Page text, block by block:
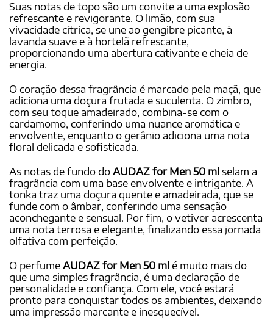
Suas notas de topo são um convite a uma explosão
refrescante e revigorante. O limão, com sua
vivacidade cítrica, se une ao gengibre picante, à
lavanda suave e à hortelã refrescante,
proporcionando uma abertura cativante e cheia de
energia.
O coração dessa fragrância é marcado pela maçã, que
adiciona uma doçura frutada e suculenta. O zimbro,
com seu toque amadeirado, combina-se com o
cardamomo, conferindo uma nuance aromática e
envolvente, enquanto o gerânio adiciona uma nota
floral delicada e sofisticada.
As notas de fundo do AUDAZ for Men 50 ml selam a
fragrância com uma base envolvente e intrigante. A
tonka traz uma doçura quente e amadeirada, que se
funde com o âmbar, conferindo uma sensação
aconchegante e sensual. Por fim, o vetiver acrescenta
uma nota terrosa e elegante, finalizando essa jornada
olfativa com perfeição.
O perfume AUDAZ for Men 50 ml é muito mais do
que uma simples fragrância, é uma declaração de
personalidade e confiança. Com ele, você estará
pronto para conquistar todos os ambientes, deixando
uma impressão marcante e inesquecível.